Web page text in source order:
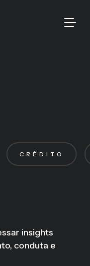
CRÉDITO
insights
conduta e